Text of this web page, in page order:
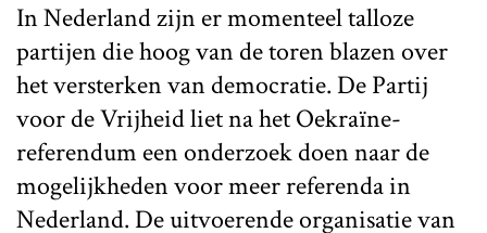
In Nederland zijn er momenteel talloze
partijen die hoog van de toren blazen over
het versterken van democratie. De Partij
voor de Vrijheid liet na het Oekraïne-
referendum een onderzoek doen naar de
mogelijkheden voor meer referenda in
Nederland. De uitvoerende organisatie van